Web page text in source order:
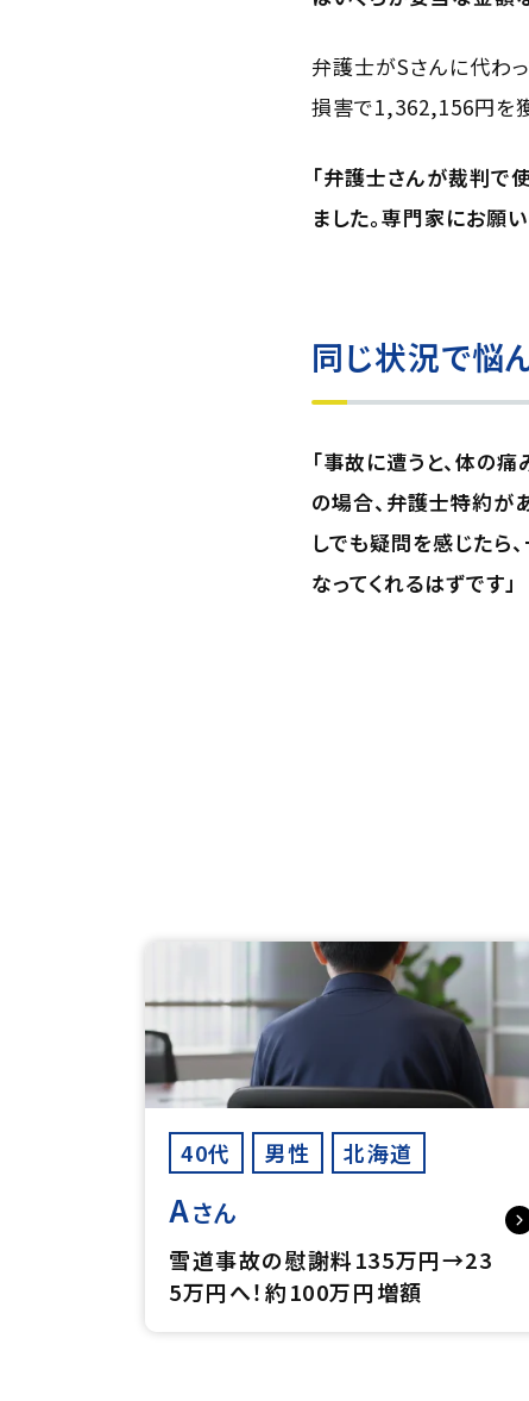
弁護士がSさんに代わ
損害で1,362,156円を
「弁護士さんが裁判で
ました。専門家にお願
同じ状況で悩
「事故に遭うと、体の
の場合、弁護士特約が
しでも疑問を感じたら
なってくれるはずです」
40代 男性 北海道
Aさん
雪道事故の慰謝料135万円→23
5万円へ！約100万円増額